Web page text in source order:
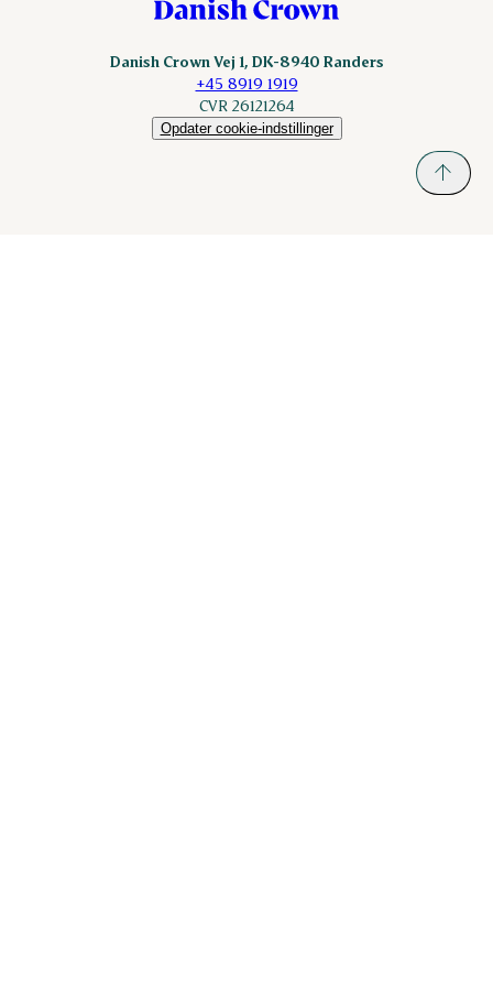
Danish Crown Vej 1, DK-8940 Randers
+45 8919 1919
CVR 26121264
Opdater cookie-indstillinger